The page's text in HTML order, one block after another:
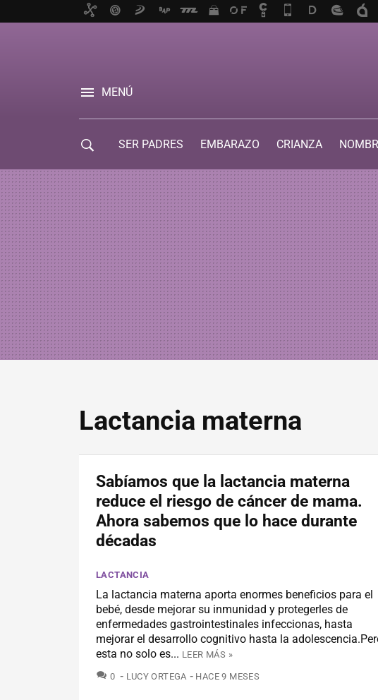
MENÚ
SER PADRES EMBARAZO CRIANZA
Lactancia materna
Sabíamos que la lactancia materna
reduce el riesgo de cáncer de mama.
Ahora sabemos que lo hace durante
décadas
LACTANCIA
La lactancia materna aporta enormes beneficios para el
bebé, desde mejorar su inmunidad y protegerles de
enfermedades gastrointestinales infeccionas, hasta
mejorar el desarrollo cognitivo hasta la
esta no solo es... LEER MÁS »
0 COMENTARIOS
LUCY ORTEGA HACE 9 MESES